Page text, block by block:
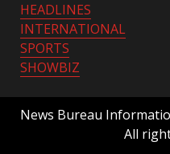
HEADLINES
INTERNATIONAL
SPORTS
SHOWBIZ
News Bureau
All